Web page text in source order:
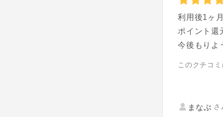
利用後1ヶ
ポイント還
今後もりよ
このクチコ
まなぶ